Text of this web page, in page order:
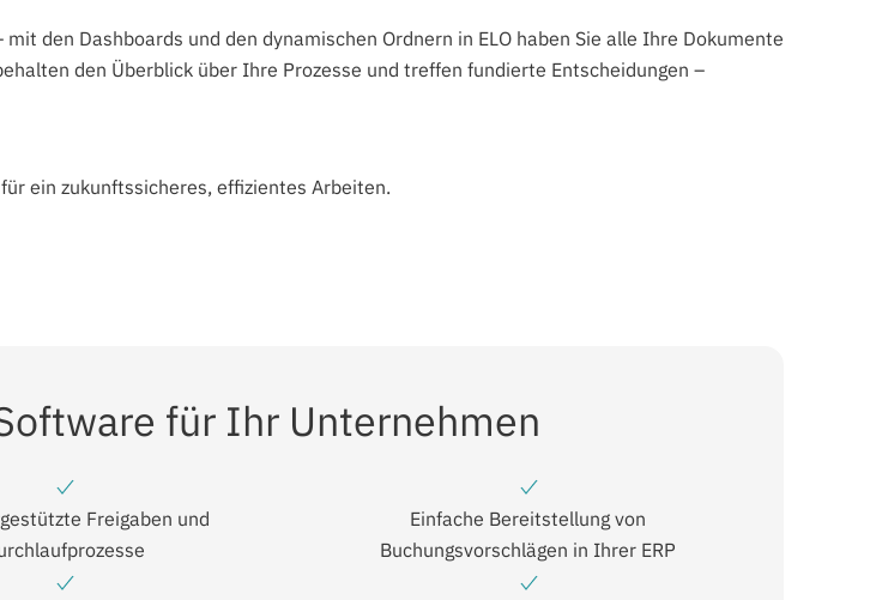
den Dashboards und den dynamischen Ordnern in ELO haben Sie alle Ihre Dokumente
den Überblick über Ihre Prozesse und treffen fundierte Entscheidungen –
ein zukunftssicheres, effizientes Arbeiten.
für Ihr Unternehmen
Freigaben und
Einfache Bereitstellung von
Buchungsvorschlägen in Ihrer ERP